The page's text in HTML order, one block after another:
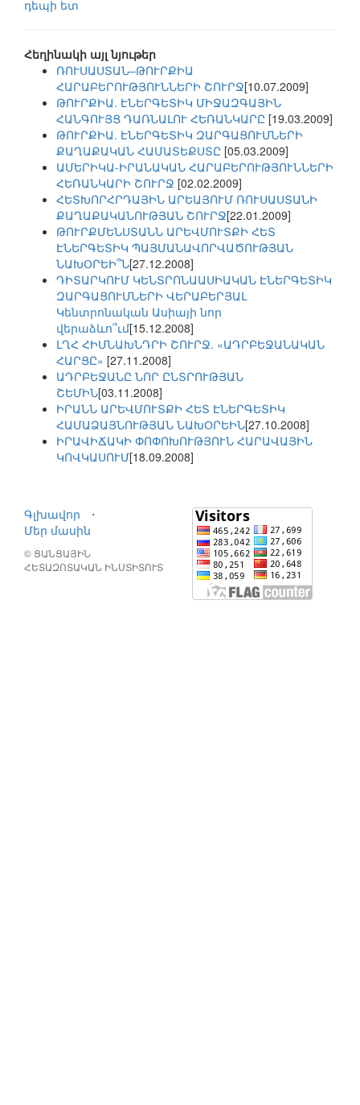
դեպի ետ
Հեղինակի այլ նյութեր
ՌՈՒՍԱՍՏԱՆ–ԹՈՒՐՔԻԱ
ՀԱՐԱԲԵՐՈՒԹՅՈՒՆՆԵՐԻ ՇՈՒՐՋ[10.07.2009]
ԹՈՒՐՔԻԱ. ԷՆԵՐԳԵՏԻԿ ՄԻՋԱԶԳԱՅԻՆ
ՀԱՆԳՈՒՅՑ ԴԱՌՆԱԼՈՒ ՀԵՌԱՆԿԱՐԸ [19.03.2009]
ԹՈՒՐՔԻԱ. ԷՆԵՐԳԵՏԻԿ ԶԱՐԳԱՑՈՒՄՆԵՐԻ
ՔԱՂԱՔԱԿԱՆ ՀԱՄԱՏԵՔՍՏԸ [05.03.2009]
ԱՄԵՐԻԿԱ-ԻՐԱՆԱԿԱՆ ՀԱՐԱԲԵՐՈՒԹՅՈՒՆՆԵՐԻ
ՀԵՌԱՆԿԱՐԻ ՇՈՒՐՋ [02.02.2009]
ՀԵՏԽՈՐՀՐԴԱՅԻՆ ԱՐԵԱՅՈՒՄ ՌՈՒՍԱՍՏԱՆԻ
ՔԱՂԱՔԱԿԱՆՈՒԹՅԱՆ ՇՈՒՐՋ[22.01.2009]
ԹՈՒՐՔՄԵՆՍՏԱՆՆ ԱՐԵՎՄՈՒՏՔԻ ՀԵՏ
ԷՆԵՐԳԵՏԻԿ ՊԱՅՄԱՆԱՎՈՐՎԱԾՈՒԹՅԱՆ
ՆԱԽՕՐԵԻ՞Ն[27.12.2008]
ԴԻՏԱՐԿՈՒՄ ԿԵՆՏՐՈՆԱԱՍԻԱԿԱՆ ԷՆԵՐԳԵՏԻԿ
ԶԱՐԳԱՑՈՒՄՆԵՐԻ ՎԵՐԱԲԵՐՅԱԼ
Կենտրոնական Ասիայի նոր
վերաձևո՞ւմ[15.12.2008]
ԼՂՀ ՀԻՄՆԱԽՆԴՐԻ ՇՈՒՐՋ. «ԱԴՐԲԵՋԱՆԱԿԱՆ
ՀԱՐՑԸ» [27.11.2008]
ԱԴՐԲԵՋԱՆԸ ՆՈՐ ԸՆՏՐՈՒԹՅԱՆ
ՇԵՄԻՆ[03.11.2008]
ԻՐԱՆՆ ԱՐԵՎՄՈՒՏՔԻ ՀԵՏ ԷՆԵՐԳԵՏԻԿ
ՀԱՄԱՁԱՅՆՈՒԹՅԱՆ ՆԱԽՕՐԵԻՆ[27.10.2008]
ԻՐԱՎԻՃԱԿԻ ՓՈՓՈԽՈՒԹՅՈՒՆ ՀԱՐԱՎԱՅԻՆ
ԿՈՎԿԱՍՈՒՄ[18.09.2008]
Գլխավոր
⋅
Մեր մասին
© ՑԱՆՑԱՅԻՆ
ՀԵՏԱԶՈՏԱԿԱՆ ԻՆՍՏԻՏՈՒՏ